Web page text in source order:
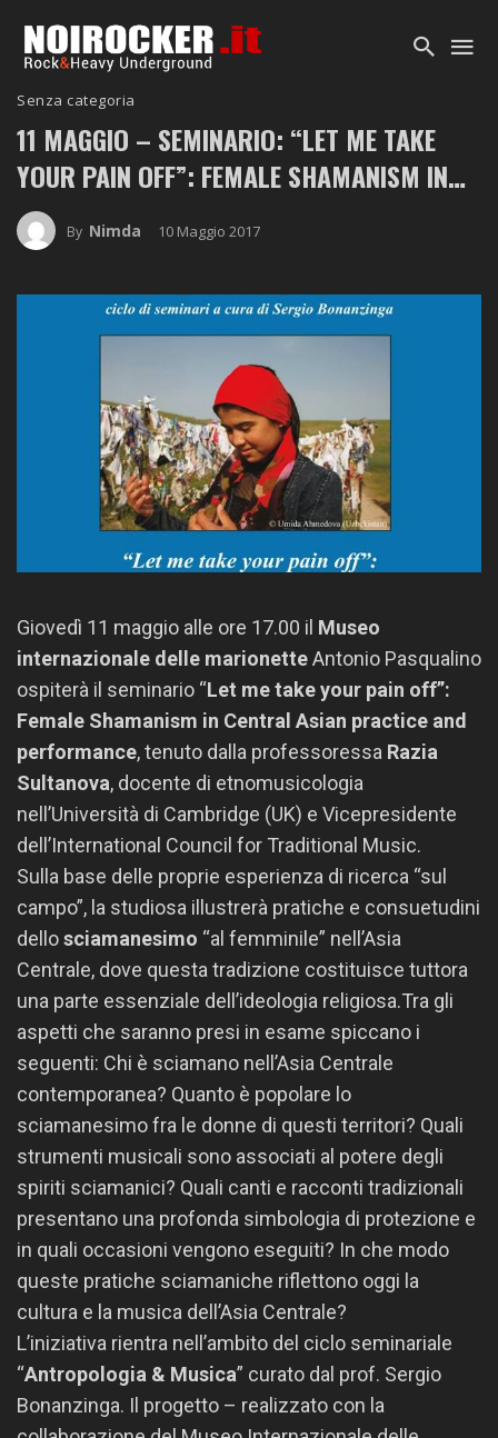
Senza categoria
11 MAGGIO – SEMINARIO: “LET ME TAKE
YOUR PAIN OFF”: FEMALE SHAMANISM IN…
By Nimda 10 Maggio 2017
Giovedì 11 maggio alle ore 17.00 il Museo
internazionale delle marionetteAntonio Pasqualino
ospiterà il seminario “Let me take your pain off”:
Female Shamanism in Central Asian practice and
performance, tenuto dalla professoressa Razia
Sultanova, docente di etnomusicologia
nell’Università di Cambridge (UK) e Vicepresidente
dell’International Council for Traditional Music.
Sulla base delle proprie esperienza di ricerca “sul
campo”, la studiosa illustrerà pratiche e consuetudini
dellosciamanesimo “al femminile” nell’Asia
Centrale, dove questa tradizione costituisce tuttora
una parte essenziale dell’ideologia religiosa.Tra gli
aspetti che saranno presi in esame spiccano i
seguenti: Chi è sciamano nell’Asia Centrale
contemporanea? Quanto è popolare lo
sciamanesimo fra le donne di questi territori? Quali
strumenti musicali sono associati al potere degli
spiriti sciamanici? Quali canti e racconti tradizionali
presentano una profonda simbologia di protezione e
in quali occasioni vengono eseguiti? In che modo
queste pratiche sciamaniche riflettono oggi la
cultura e la musica dell’Asia Centrale?
L’iniziativa rientra nell’ambito del ciclo seminariale
“Antropologia & Musica” curato dal prof. Sergio
Bonanzinga. Il progetto – realizzato con la